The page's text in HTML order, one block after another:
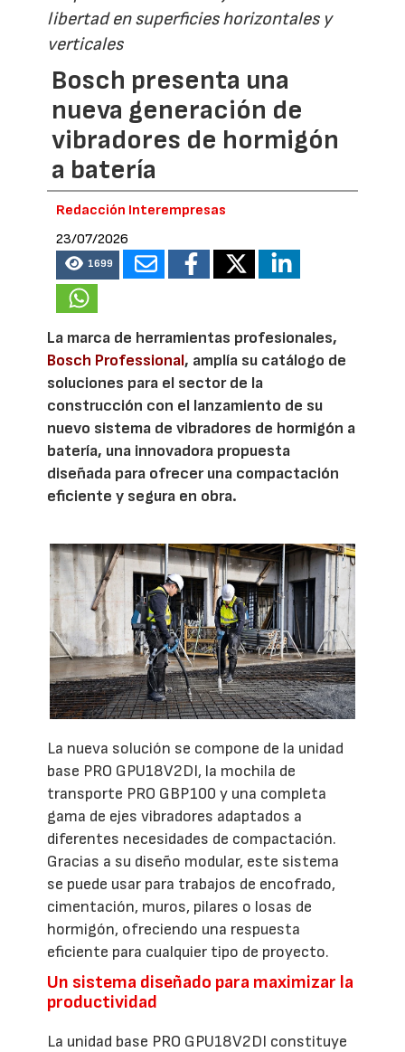
libertad en superficies horizontales y
verticales
Bosch presenta una
nueva generación de
vibradores de hormigón
a batería
Redacción Interempresas
23/07/2026
1699
La marca de herramientas profesionales,
Bosch Professional, amplía su catálogo de
soluciones para el sector de la
construcción con el lanzamiento de su
nuevo sistema de vibradores de hormigón a
batería, una innovadora propuesta
diseñada para ofrecer una compactación
eficiente y segura en obra.
La nueva solución se compone de la unidad
base PRO GPU18V2DI, la mochila de
transporte PRO GBP100 y una completa
gama de ejes vibradores adaptados a
diferentes necesidades de compactación.
Gracias a su diseño modular, este sistema
se puede usar para trabajos de encofrado,
cimentación, muros, pilares o losas de
hormigón, ofreciendo una respuesta
eficiente para cualquier tipo de proyecto.
Un sistema diseñado para maximizar la
productividad
La unidad base PRO GPU18V2DI constituye